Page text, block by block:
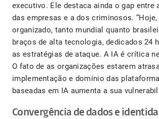
executivo. Ele destaca ainda o gap entre
das empresas e a dos criminosos.
organizado, tanto mundial quanto
braços de alta tecnologia, dedicados 24
as estratégias de ataque. A IA é crítica
O fato de as organizações estarem
implementação e domínio das
baseadas em IA aumenta a sua
Convergência de dados e